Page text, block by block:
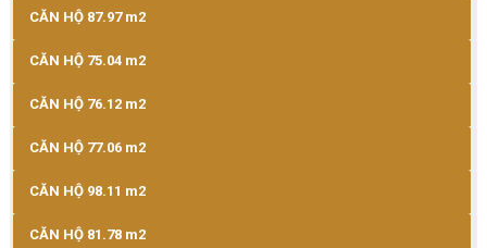
CĂN HỘ 87.97 m2
CĂN HỘ 75.04 m2
CĂN HỘ 76.12 m2
CĂN HỘ 77.06 m2
CĂN HỘ 98.11 m2
CĂN HỘ 81.78 m2